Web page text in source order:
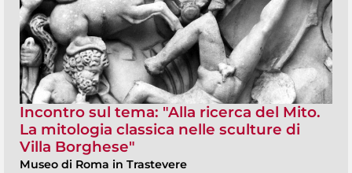
Incontro sul tema: "Alla ricerca del Mito.
La mitologia classica nelle sculture di
Villa Borghese"
Museo di Roma in Trastevere